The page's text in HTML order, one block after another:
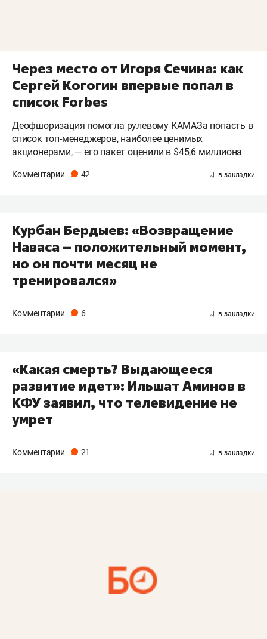
Через место от Игоря Сечина: как
Сергей Когогин впервые попал в
список Forbes
Деофшоризация помогла рулевому КАМАЗа попасть в
список топ-менеджеров, наиболее ценимых
акционерами, — его пакет оценили в $45,6 миллиона
Комментарии 42
Курбан Бердыев: «Возвращение
Наваса – положительный момент,
но он почти месяц не
тренировался»
Комментарии 6
«Какая смерть? Выдающееся
развитие идет»: Ильшат Аминов в
КФУ заявил, что телевидение не
умрет
Комментарии 21